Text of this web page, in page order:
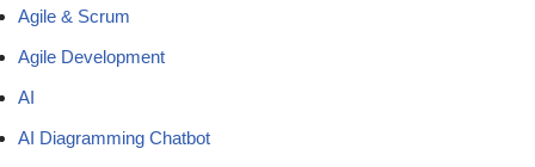
Agile & Scrum
Agile Development
AI
AI Diagramming Chatbot